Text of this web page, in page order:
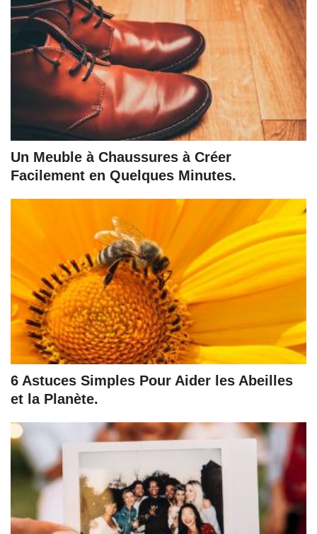
Un Meuble à Chaussures à Créer
Facilement en Quelques Minutes.
6 Astuces Simples Pour Aider les Abeilles
et la Planète.